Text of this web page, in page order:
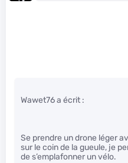
Wawet76 a écrit :
Se prendre un drone léger
sur le coin de la gueule, je
de s’emplafonner un vélo.